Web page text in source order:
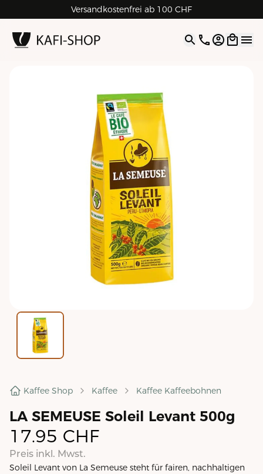
Versandkostenfrei ab 100 CHF
Rechnungskauf für Geschäftskunden
4.9| 5.0 Google
Open
Kaffee Shop Kaffee Kaffee Kaffeebohnen
LA SEMEUSE Soleil Levant 500g
17.95 CHF
Preis inkl. Mwst.
Soleil Levant von La Semeuse steht für fairen, nachhaltigen